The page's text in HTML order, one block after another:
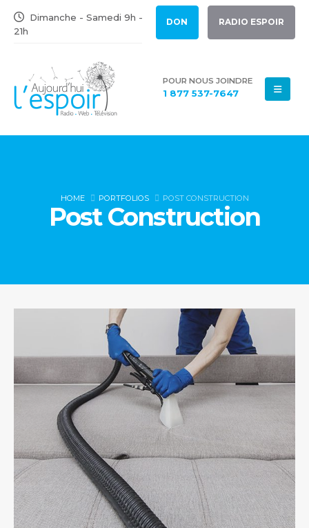
Dimanche - Samedi 9h -
21h
DON RADIO ESPOIR
POUR NOUS JOINDRE
1 877 537-7647
HOME PORTFOLIOS POST CONSTRUCTION
Post Construction